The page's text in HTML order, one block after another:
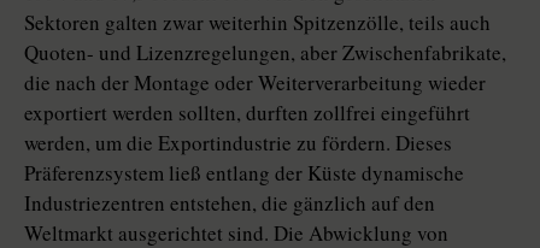
Sektoren galten zwar weiterhin Spitzenzölle, teils auch
Quoten- und Lizenzregelungen, aber Zwischenfabrikate,
die nach der Montage oder Weiterverarbeitung wieder
exportiert werden sollten, durften zollfrei eingeführt
werden, um die Exportindustrie zu fördern. Dieses
Präferenzsystem ließ entlang der Küste dynamische
Industriezentren entstehen, die gänzlich auf den
Weltmarkt ausgerichtet sind. Die Abwicklung von